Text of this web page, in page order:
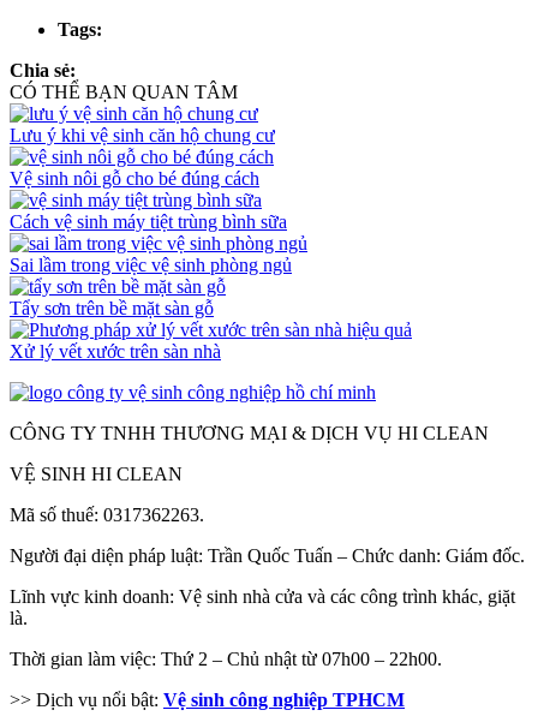
Tags:
Chia sẻ:
CÓ THỂ BẠN QUAN TÂM
Lưu ý khi vệ sinh căn hộ chung cư
Vệ sinh nôi gỗ cho bé đúng cách
Cách vệ sinh máy tiệt trùng bình sữa
Sai lầm trong việc vệ sinh phòng ngủ
Tẩy sơn trên bề mặt sàn gỗ
Xử lý vết xước trên sàn nhà
CÔNG TY TNHH THƯƠNG MẠI & DỊCH VỤ HI CLEAN
VỆ SINH HI CLEAN
Mã số thuế: 0317362263.
Người đại diện pháp luật: Trần Quốc Tuấn – Chức danh: Giám đốc.
Lĩnh vực kinh doanh: Vệ sinh nhà cửa và các công trình khác, giặt
là.
Thời gian làm việc: Thứ 2 – Chủ nhật từ 07h00 – 22h00.
>> Dịch vụ nổi bật: Vệ sinh công nghiệp TPHCM